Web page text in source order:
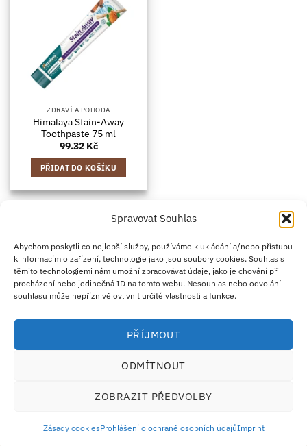
Spravovat Souhlas
Abychom poskytli co nejlepší služby, používáme k ukládání a/nebo přístupu
k informacím o zařízení, technologie jako jsou soubory cookies. Souhlas s
těmito technologiemi nám umožní zpracovávat údaje, jako je chování při
procházení nebo jedinečná ID na tomto webu. Nesouhlas nebo odvolání
souhlasu může nepříznivě ovlivnit určité vlastnosti a funkce.
PŘÍJMOUT
ODMÍTNOUT
ZOBRAZIT PŘEDVOLBY
Zásady cookiesProhlášení o ochraně osobních údajůImprint
ZDRAVÍ A POHODA
Himalaya Stain-Away
Toothpaste 75 ml
99.32 Kč
PŘIDAT DO KOŠÍKU
Credit
Card
2
Klarna
Apple
Pay
Google
Pay
PayPal
ZÁSADY DOPRAVY
ZÁSADY VRÁCENÍ ZBOŽÍ
OBCHODNÍ PODMÍNKY
KONTAKT O NÁS B2B
IMPRINT
OMEZENÍ ODPOVĚDNOSTI
ZÁSADY COOKIES
Antim I Street, No. 14, fl. 2, law office, 1303 Sofia, Bulharsko
· Email:support@ecosupplements.eu
Česká obchodní inspekce (ČOI)· Řešení přeshraničních sporů:
Doplňky stravy nejsou náhradou za pestrou a vyváženou stravu. Uchovávejte mimo dosah